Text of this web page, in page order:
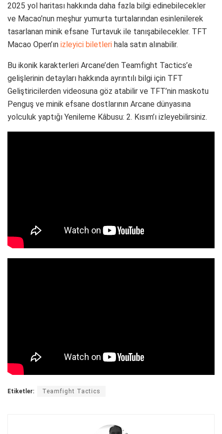
2025 yol haritası hakkında daha fazla bilgi edinebilecekler
ve Macao’nun meşhur yumurta turtalarından esinlenilerek
tasarlanan minik efsane Turtavuk ile tanışabilecekler. TFT
Macao Open’ın izleyici biletleri hala satın alınabilir.
Bu ikonik karakterleri Arcane’den Teamfight Tactics’e
gelişlerinin detayları hakkında ayrıntılı bilgi için TFT
Geliştiricilerden videosuna göz atabilir ve TFT’nin maskotu
Penguş ve minik efsane dostlarının Arcane dünyasına
yolculuk yaptığı Yenileme Kâbusu: 2. Kısım’ı izleyebilirsiniz.
Etiketler: Teamfight Tactics